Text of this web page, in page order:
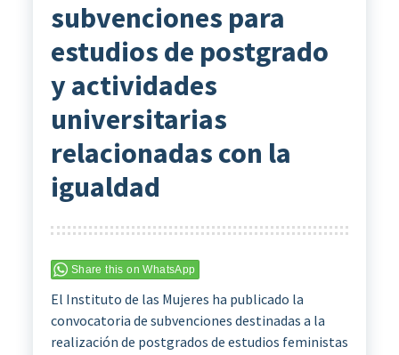
subvenciones para
estudios de postgrado
y actividades
universitarias
relacionadas con la
igualdad
Share this on WhatsApp
El Instituto de las Mujeres ha publicado la
convocatoria de subvenciones destinadas a la
realización de postgrados de estudios feministas